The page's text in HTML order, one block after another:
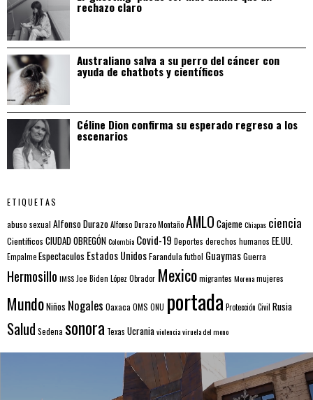
rechazo claro
Australiano salva a su perro del cáncer con
ayuda de chatbots y científicos
Céline Dion confirma su esperado regreso a los
escenarios
ETIQUETAS
abuso sexual Alfonso DurazoAlfonso Durazo MontañoAMLO CajemeChiapas ciencia
Científicos CIUDAD OBREGÓNColombia Covid-19 Deportes derechos humanos EE.UU.
EmpalmeEspectaculos Estados UnidosFarandulafutbol GuaymasGuerra
Hermosillo IMSS Joe Biden López Obrador Mexicomigrantes Morenamujeres
MundoNiños Nogales Oaxaca OMS ONU portada Protección Civil Rusia
Salud Sedena sonora Texas Ucraniaviolenciaviruela del mono